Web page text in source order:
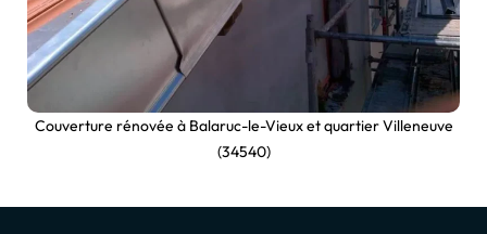
Couverture rénovée à Balaruc-le-Vieux et quartier Villeneuve
(34540)